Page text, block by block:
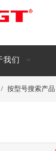
我们
/ 按型号搜索产品